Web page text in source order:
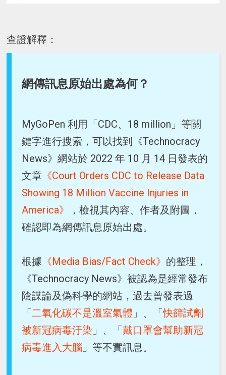
查證解釋：
網傳訊息原始出處為何？
MyGoPen 利用「CDC、18 million」等關
鍵字進行搜索，可以找到《Technocracy
News》網站於 2022 年 10 月 14 日發表的
文章 《Court Orders CDC to Release Data
Showing 18 Million Vaccine Injuries in
America》
，檢視其內容、作者及附圖，
確認即為網傳訊息原始出處。
根據 《Media Bias/Fact Check》 的整理，
《Technocracy News》被認為是經常發布
陰謀論及偽科學的網站，過去曾發表過
「二氧化碳不是溫室氣體 」、「快篩試劑
被新冠病毒汙染 」、「戴口罩會幫助新冠
病毒進入大腦 」等不實訊息。